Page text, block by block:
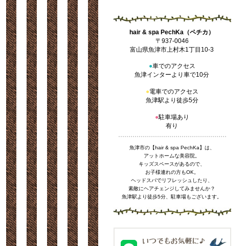
hair & spa PechKa（ペチカ）
〒937-0046
富山県魚津市上村木1丁目10-3
●車でのアクセス
魚津インターより車で10分
●電車でのアクセス
魚津駅より徒歩5分
●駐車場あり
有り
魚津市の【hair & spa PechKa】は、
アットホームな美容院。
キッズスペースがあるので、
お子様連れの方もOK。
ヘッドスパでリフレッシュしたり、
素敵にヘアチェンジしてみませんか？
魚津駅より徒歩5分、駐車場もございます。